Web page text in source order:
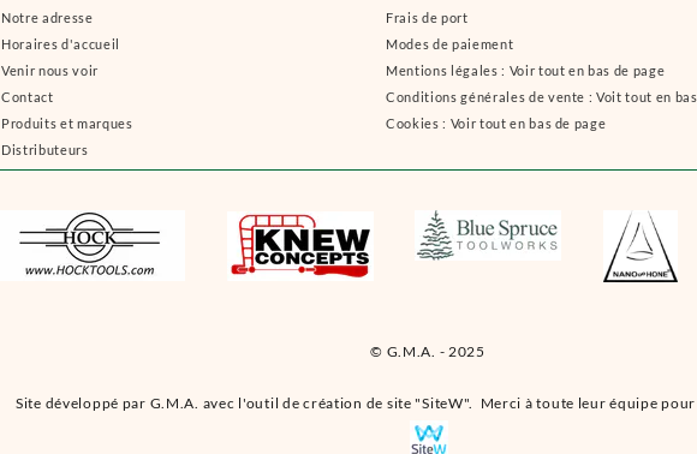
© G.M.A. - 2025
Notre adresse
Horaires d'accueil
Venir nous voir
Contact
Produits et marques
Distributeurs
Frais de port
Modes de paiement
Mentions légales : Voir tout en bas de page
Conditions générales de vente : Voit tout en
Cookies : Voir tout en bas de page
Site développé par G.M.A. avec l'outil de création de site "SiteW". Merci à toute leur équipe